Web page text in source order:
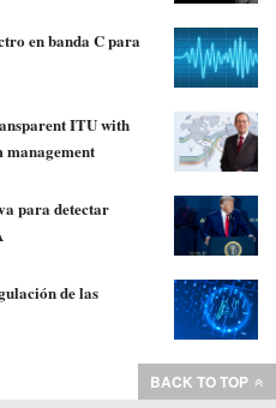
en banda C para
ITU with
para detectar
de las
BACK TO TOP